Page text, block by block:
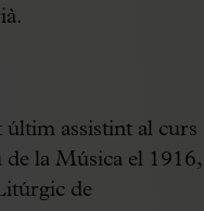
últim assistint al curs
la Música el 1916,
de